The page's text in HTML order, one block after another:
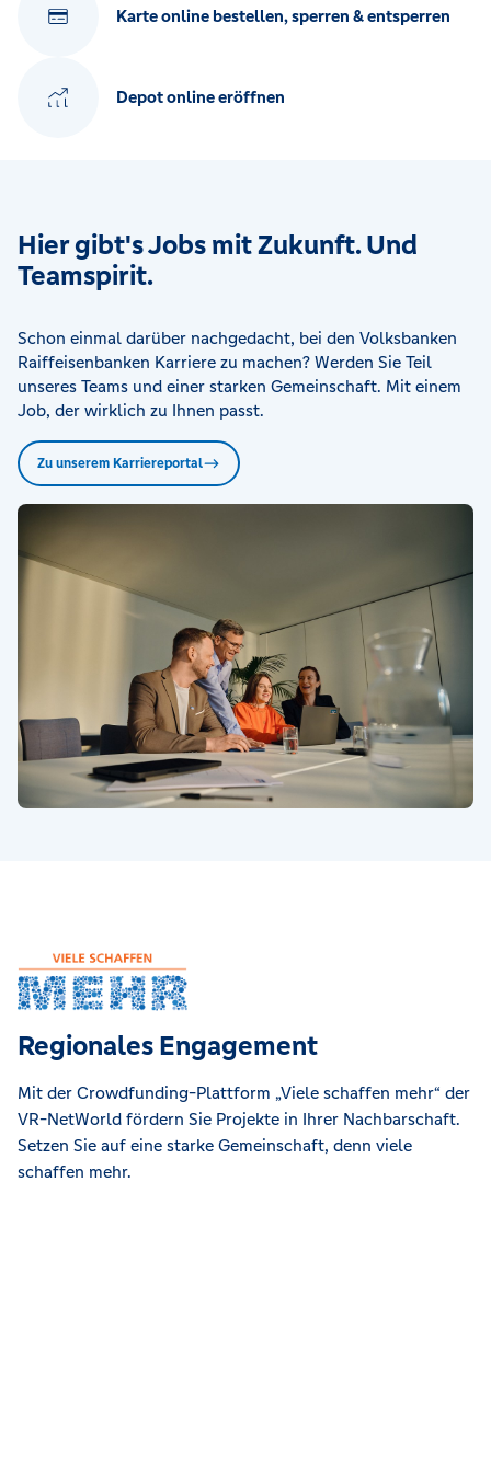
Karte online bestellen, sperren & entsperren
Depot online eröffnen
Hier gibt's Jobs mit Zukunft. Und
Teamspirit.
Schon einmal darüber nachgedacht, bei den Volksbanken
Raiffeisenbanken Karriere zu machen? Werden Sie Teil
unseres Teams und einer starken Gemeinschaft. Mit einem
Job, der wirklich zu Ihnen passt.
Zu unserem Karriereportal
Regionales Engagement
Mit der Crowdfunding-Plattform „Viele schaffen mehr“ der
VR-NetWorld fördern Sie Projekte in Ihrer Nachbarschaft.
Setzen Sie auf eine starke Gemeinschaft, denn viele
schaffen mehr.